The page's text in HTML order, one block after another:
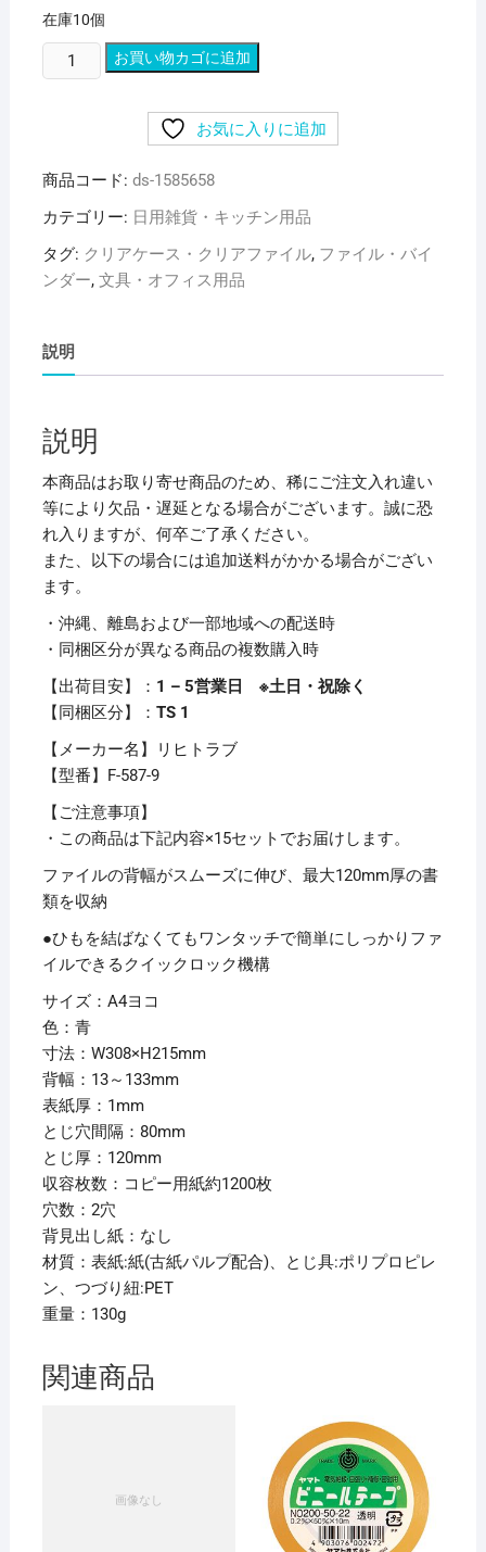
在庫10個
と
ト
ラ
ユ
ー
ビ
ク
フ
ァ
A4
ヨ
コ
1200
枚
収
背
幅
13
～
青
F-
587-
9
1
冊
【×15
セ
ッ
ト】
個
お買い物カゴに追加
お気に入りに追加
商品コード: ds-1585658
カテゴリー: 日用雑貨・キッチン用品
タグ: クリアケース・クリアファイル, ファイル・バイ
ンダー, 文具・オフィス用品
説明
説明
本商品はお取り寄せ商品のため、稀にご注文入れ違い
等により欠品・遅延となる場合がございます。誠に恐
れ入りますが、何卒ご了承ください。
また、以下の場合には追加送料がかかる場合がござい
ます。
・沖縄、離島および一部地域への配送時
・同梱区分が異なる商品の複数購入時
【出荷目安】： 1 – 5営業日 ※土日・祝除く
【同梱区分】： TS 1
【メーカー名】リヒトラブ
【型番】F-587-9
【ご注意事項】
・この商品は下記内容×15セットでお届けします。
ファイルの背幅がスムーズに伸び、最大120mm厚の書
類を収納
●ひもを結ばなくてもワンタッチで簡単にしっかりファ
イルできるクイックロック機構
サイズ：A4ヨコ
色：青
寸法：W308×H215mm
背幅：13～133mm
表紙厚：1mm
とじ穴間隔：80mm
とじ厚：120mm
収容枚数：コピー用紙約1200枚
穴数：2穴
背見出し紙：なし
材質：表紙:紙(古紙パルプ配合)、とじ具:ポリプロピレ
ン、つづり紐:PET
重量：130g
関連商品